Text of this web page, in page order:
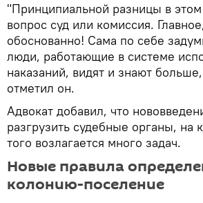
"Принципиальной разницы в
вопрос суд или комиссия.
обоснованно! Сама по себе
люди, работающие в системе
наказаний, видят и знают
отметил он.
Адвокат добавил, что
разгрузить судебные органы, на
того возлагается много задач.
Новые правила
колонию-поселение